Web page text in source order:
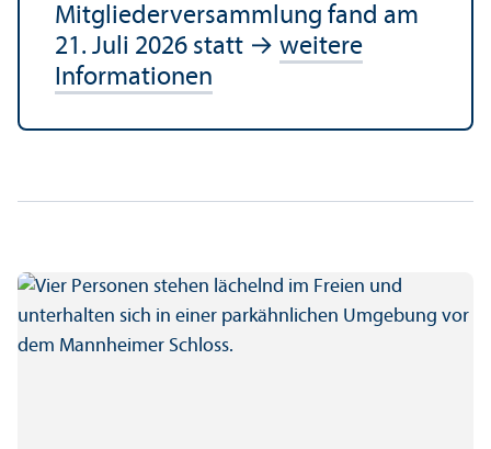
Mitgliederversammlung fand am
21. Juli 2026 statt → weitere
Informationen